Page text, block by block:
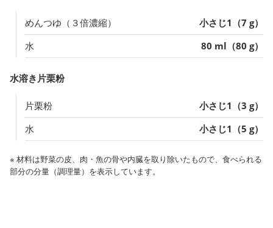
めんつゆ（３倍濃縮）
小さじ1（7 g）
水
80 ml（80 g）
水溶き片栗粉
片栗粉
小さじ1（3 g）
水
小さじ1（5 g）
※ 材料は野菜の皮、肉・魚の骨や内臓を取り除いたもので、食べられる
部分の分量（調理量）を表示しています。